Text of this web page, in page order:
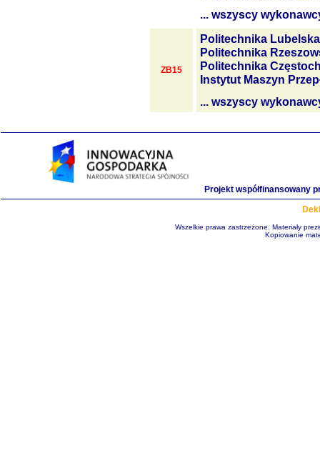
... wszyscy
ZB15
Politechnika Lubelska
Politechnika
Politechnika
Instytut Maszyn
... wszyscy
Projekt współfinansowany
Wszelkie prawa zastrzeżone. Materiały
Kopiowanie